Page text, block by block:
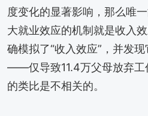
度变化的显著影响，那么唯
大就业效应的机制就是收入
确模拟了“收入效应”，并发
——仅导致11.4万父母放弃工
的类比是不相关的。